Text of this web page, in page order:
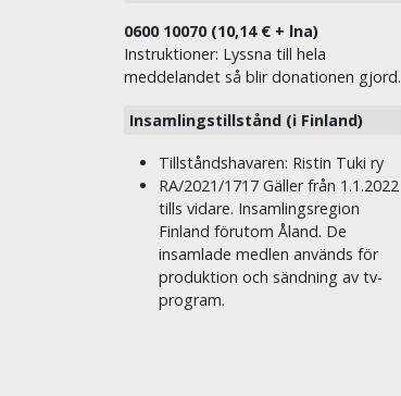
0600 10070 (10,14 € + lna)
Instruktioner: Lyssna till hela
meddelandet så blir donationen gjord.
Insamlingstillstånd (i Finland)
Tillståndshavaren: Ristin Tuki ry
RA/2021/1717 Gäller från 1.1.2022
tills vidare. Insamlingsregion
Finland förutom Åland. De
insamlade medlen används för
produktion och sändning av tv-
program.